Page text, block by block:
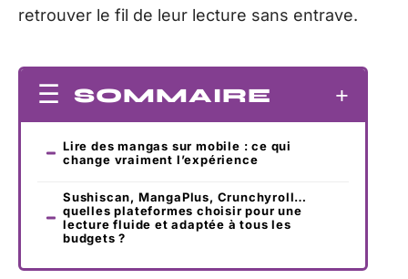
retrouver le fil de leur lecture sans entrave.
SOMMAIRE
Lire des mangas sur mobile : ce qui
change vraiment l’expérience
Sushiscan, MangaPlus, Crunchyroll…
quelles plateformes choisir pour une
lecture fluide et adaptée à tous les
budgets ?